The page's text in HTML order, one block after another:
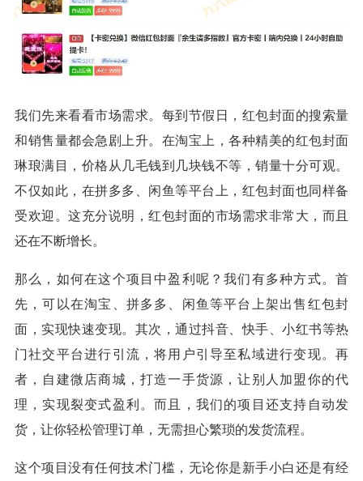
我们先来看看市场需求。每到节假日，红包封面的搜索量
和销售量都会急剧上升。在淘宝上，各种精美的红包封面
琳琅满目，价格从几毛钱到几块钱不等，销量十分可观。
不仅如此，在拼多多、闲鱼等平台上，红包封面也同样备
受欢迎。这充分说明，红包封面的市场需求非常大，而且
还在不断增长。
那么，如何在这个项目中盈利呢？我们有多种方式。首
先，可以在淘宝、拼多多、闲鱼等平台上架出售红包封
面，实现快速变现。其次，通过抖音、快手、小红书等热
门社交平台进行引流，将用户引导至私域进行变现。再
者，自建微店商城，打造一手货源，让别人加盟你的代
理，实现裂变式盈利。而且，我们的项目还支持自动发
货，让你轻松管理订单，无需担心繁琐的发货流程。
这个项目没有任何技术门槛，无论你是新手小白还是有经